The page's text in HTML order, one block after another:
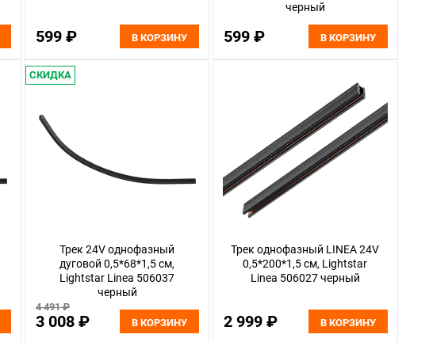
599 ₽ В КОРЗИНУ
черный
599 ₽ В КОРЗИНУ
СКИДКА
Трек 24V однофазный
дуговой 0,5*68*1,5 см,
Lightstar Linea 506037
черный
4 491 ₽
3 008 ₽ В КОРЗИНУ
Трек однофазный LINEA 24V
0,5*200*1,5 см, Lightstar
Linea 506027 черный
2 999 ₽ В КОРЗИНУ